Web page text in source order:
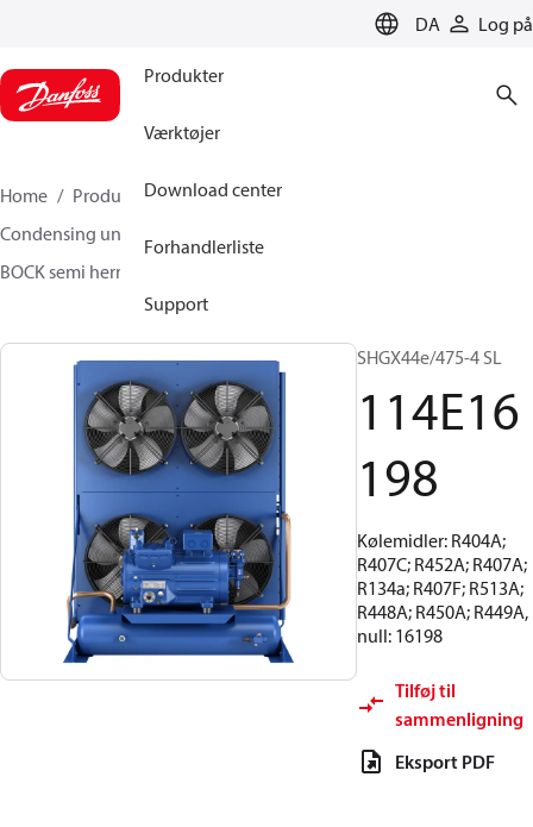
DA Log på
Produkter
Værktøjer
Download center
Forhandlerliste
Support
Home Produkter
Climate Solutions for cooling
Condensing units
BOCK semi hermetic SHG-L
SHGX44e/475-4 SL
114E16
198
Kølemidler: R404A;
R407C; R452A; R407A;
R134a; R407F; R513A;
R448A; R450A; R449A,
null: 16198
Tilføj til
sammenligning
Eksport PDF